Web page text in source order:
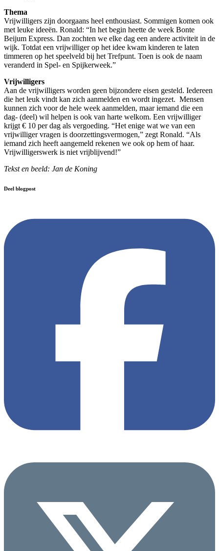
Thema
Vrijwilligers zijn doorgaans heel enthousiast. Sommigen komen ook
met leuke ideeën. Ronald: “In het begin heette de week Bonte
Beijum Express. Dan zochten we elke dag een andere activiteit in de
wijk. Totdat een vrijwilliger op het idee kwam kinderen te laten
timmeren op het speelveld bij het Trefpunt. Toen is ook de naam
veranderd in Spel- en Spijkerweek.”
Vrijwilligers
Aan de vrijwilligers worden geen bijzondere eisen gesteld. Iedereen
die het leuk vindt kan zich aanmelden en wordt ingezet. Mensen
kunnen zich voor de hele week aanmelden, maar iemand die een
dag- (deel) wil helpen is ook van harte welkom. Een vrijwilliger
krijgt € 10 per dag als vergoeding. “Het enige wat we van een
vrijwilliger vragen is doorzettingsvermogen,” zegt Ronald. “Als
iemand zich heeft aangemeld rekenen we ook op hem of haar.
Vrijwilligerswerk is niet vrijblijvend!”
Tekst en beeld: Jan de Koning
Deel blogpost